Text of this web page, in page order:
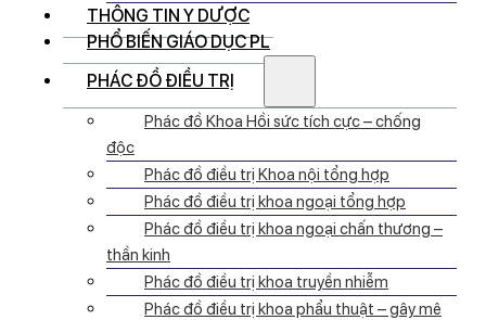
THÔNG TIN Y DƯỢC
PHỔ BIẾN GIÁO DỤC PL
PHÁC ĐỒ ĐIỀU TRỊ
Phác đồ Khoa Hồi sức tích cực – chống
độc
Phác đồ điều trị Khoa nội tổng hợp
Phác đồ điều trị khoa ngoại tổng hợp
Phác đồ điều trị khoa ngoại chấn thương –
thần kinh
Phác đồ điều trị khoa truyền nhiễm
Phác đồ điều trị khoa phẩu thuật – gây mê